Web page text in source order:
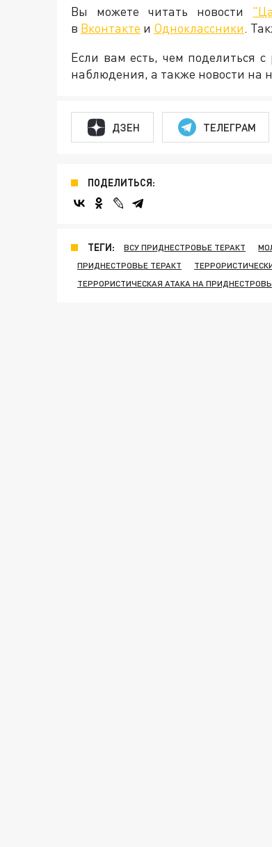
Вы можете читать новости
в Вконтакте и Одноклассники.
Если вам есть, чем поделиться
наблюдения, а также новости на
ДЗЕН ТЕЛЕГРАМ
ПОДЕЛИТЬСЯ:
ТЕГИ: ВСУ ПРИДНЕСТРОВЬЕ ТЕРАКТ
ПРИДНЕСТРОВЬЕ ТЕРАКТ
ТЕРРОРИСТИЧЕСКАЯ АТАКА НА